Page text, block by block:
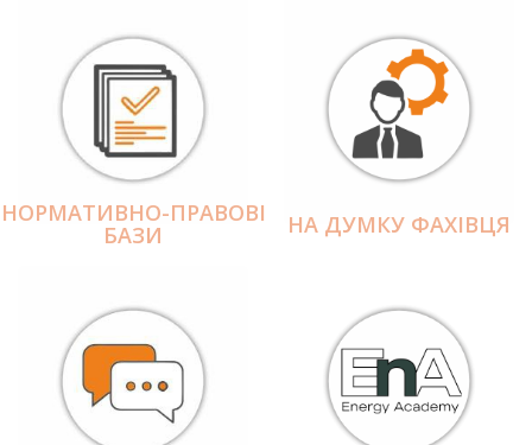
НОРМАТИВНО-ПРАВОВІ
БАЗИ НА ДУМКУ ФАХІВЦЯ